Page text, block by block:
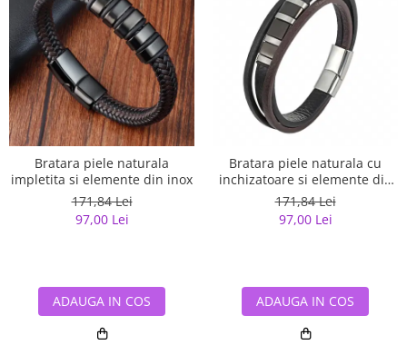
Bratara piele naturala
impletita si elemente din inox
171,84 Lei
97,00 Lei
ADAUGA IN COS
Bratara piele naturala cu
inchizatoare si elemente din
inox
171,84 Lei
97,00 Lei
ADAUGA IN COS